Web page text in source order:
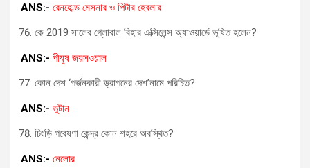
ANS:- রেনহোল্ড মেসনার ও পিটার হেবলার
কে 2019 সালের গ্লোবাল বিহার এক্সিলেন্স অ্যাওয়ার্ডে ভূষিত হলেন?
ANS:- পীযূষ জয়সওয়াল
কোন দেশ ‘গর্জনকারী ড্রাগনের দেশ’নামে পরিচিত?
ANS:- ভুটান
চিংড়ি গবেষণা কেন্দ্র কোন শহরে অবস্থিত?
ANS:- নেলোর